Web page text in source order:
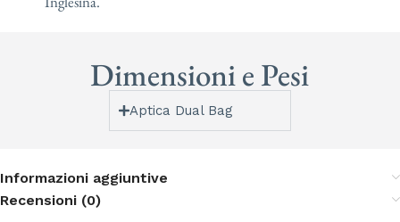
Dimensioni e Pesi
Aptica Dual Bag
Informazioni aggiuntive
Recensioni (0)